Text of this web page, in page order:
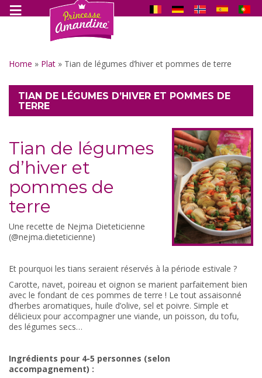
Home » Plat » Tian de légumes d’hiver et pommes de terre
TIAN DE LÉGUMES D’HIVER ET POMMES DE
TERRE
Tian de légumes
d’hiver et
pommes de
terre
Une recette de Nejma Dieteticienne
(@nejma.dieteticienne)
Et pourquoi les tians seraient réservés à la période estivale ?
Carotte, navet, poireau et oignon se marient parfaitement bien
avec le fondant de ces pommes de terre ! Le tout assaisonné
d’herbes aromatiques, huile d’olive, sel et poivre. Simple et
délicieux pour accompagner une viande, un poisson, du tofu,
des légumes secs…
Ingrédients pour 4-5 personnes (selon
accompagnement) :